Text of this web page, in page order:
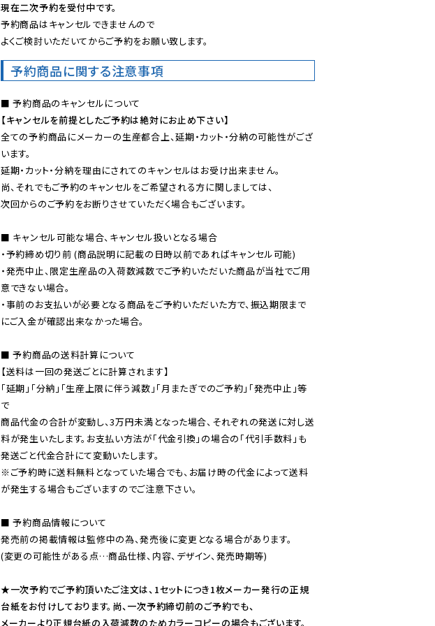
現在二次予約を受付中です。
予約商品はキャンセルできませんので
よくご検討いただいてからご予約をお願い致します。
予約商品に関する注意事項
【キャンセルを前提としたご予約は絶対にお止め下さい】
全ての予約商品にメーカーの生産都合上、延期・カット・分納の可能性がござ
います。
延期・カット・分納を理由にされてのキャンセルはお受け出来ません。
尚、それでもご予約のキャンセルをご希望される方に関しましては、
次回からのご予約をお断りさせていただく場合もございます。
■ キャンセル可能な場合、キャンセル扱いとなる場合
・予約締め切り前 (商品説明に記載の日時以前であればキャンセル可能)
・発売中止、限定生産品の入荷数減数でご予約いただいた商品が当社でご用
意できない場合。
・事前のお支払いが必要となる商品をご予約いただいた方で、振込期限まで
にご入金が確認出来なかった場合。
■ 予約商品の送料計算について
【送料は一回の発送ごとに計算されます】
「延期」「分納」「生産上限に伴う減数」「月またぎでのご予約」「発売中止」等
で
商品代金の合計が変動し、3万円未満となった場合、それぞれの発送に対し送
料が発生いたします。お支払い方法が「代金引換」の場合の「代引手数料」も
※ご予約時に送料無料となっていた場合でも、お届け時の代金によって送料
が発生する場合もございますのでご注意下さい。
■ 予約商品情報について
発売前の掲載情報は監修中の為、発売後に変更となる場合があります。
(変更の可能性がある点…商品仕様、内容、デザイン、発売時期等)
★一次予約でご予約頂いたご注文は、1セットにつき1枚メーカー発行の正規
台紙をお付けしております。尚、一次予約締切前のご予約でも、
メーカーより正規台紙の入荷減数のためカラーコピーの場合もございます。